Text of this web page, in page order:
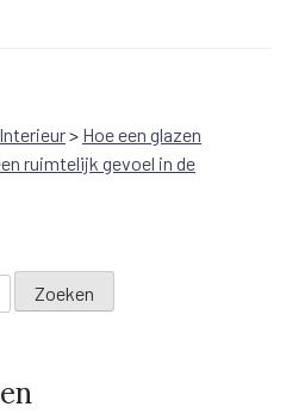
Interieur> Hoe een glazen
ruimtelijk gevoel in de